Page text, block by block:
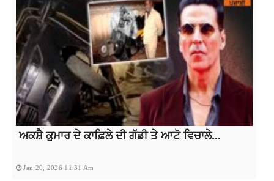
ਅਕਸ਼ੈ ਕੁਮਾਰ ਦੇ ਕਾਫ਼ਿਲੇ ਦੀ ਗੱਡੀ ਤੇ ਆਟੋ ਵਿਚਾਲੇ...
Jan 20, 2026 11:31 Am